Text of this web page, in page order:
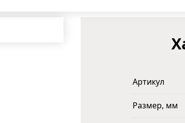
Артикул
Размер, мм